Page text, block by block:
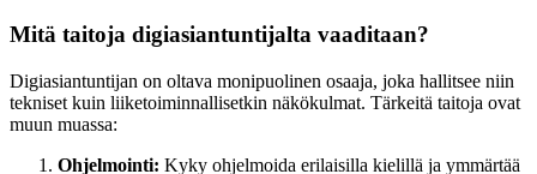
Mitä taitoja digiasiantuntijalta vaaditaan?
Digiasiantuntijan on oltava monipuolinen osaaja, joka hallitsee niin
tekniset kuin liiketoiminnallisetkin näkökulmat. Tärkeitä taitoja ovat
muun muassa:
Ohjelmointi: Kyky ohjelmoida erilaisilla kielillä ja ymmärtää